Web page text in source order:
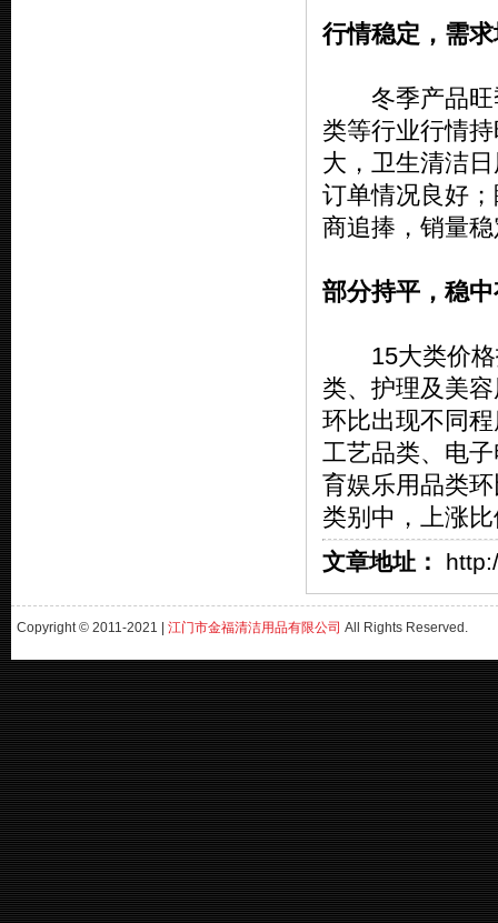
行情稳定，需
冬季产品旺季
类等行业行情
大，卫生清洁
订单情况良好
商追捧，销量
部分持平，稳
15大类价格
类、护理及美
环比出现不同
工艺品类、电
育娱乐用品类
类别中，上涨
文章地址：
Copyright © 2011-2021 | 江门市金福清洁用品有限公司 All Rights Reserved.